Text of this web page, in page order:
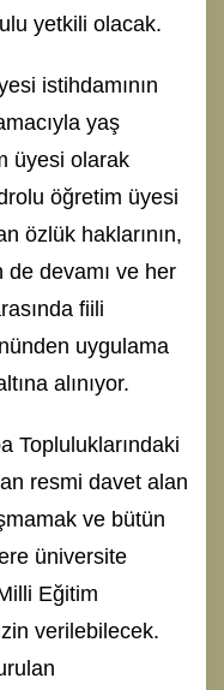
yetkili olacak.
istihdamının
yaş
üyesi olarak
öğretim üyesi
özlük haklarının,
devamı ve her
fiili
uygulama
alınıyor.
Topluluklarındaki
resmi davet alan
ve bütün
üniversite
Eğitim
izin verilebilecek.